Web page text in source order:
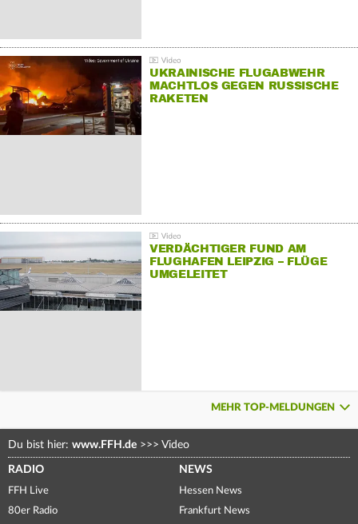
UKRAINISCHE FLUGABWEHR
MACHTLOS GEGEN RUSSISCHE
RAKETEN
VERDÄCHTIGER FUND AM
FLUGHAFEN LEIPZIG – FLÜGE
UMGELEITET
MEHR TOP-MELDUNGEN
Du bist hier: www.FFH.de >>> Video
RADIO
FFH Live
80er Radio
NEWS
Hessen News
Frankfurt News